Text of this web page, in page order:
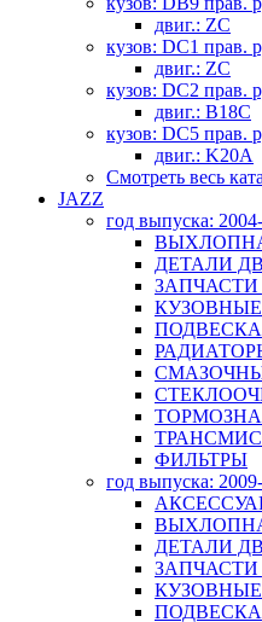
двиг.: ZC
кузов: DC1 прав.
двиг.: ZC
кузов: DC2 прав.
двиг.: B18C
кузов: DC5 прав.
двиг.: K20A
Смотреть весь
JAZZ
год выпуска:
ДЕТАЛИ
ЗАПЧАСТИ
ПОДВЕСКА
ФИЛЬТРЫ
год выпуска:
ДЕТАЛИ
ЗАПЧАСТИ
ПОДВЕСКА